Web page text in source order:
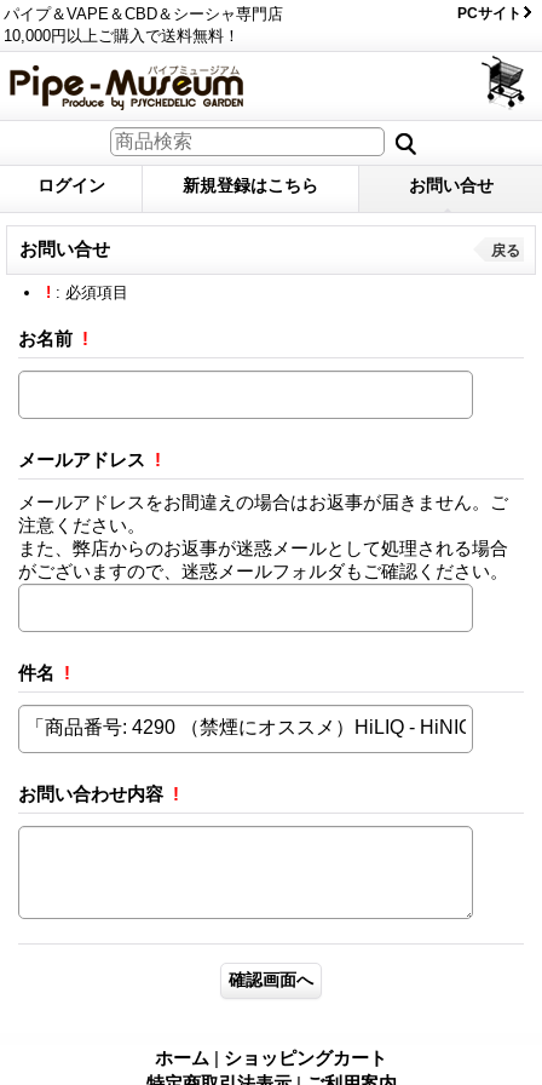
パイプ＆VAPE＆CBD＆シーシャ専門店
10,000円以上ご購入で送料無料！
PCサイト
ログイン 新規登録はこちら お問い合せ
お問い合せ 戻る
! : 必須項目
お名前 !
メールアドレス !
メールアドレスをお間違えの場合はお返事が届きません。ご
注意ください。
また、弊店からのお返事が迷惑メールとして処理される場合
がございますので、迷惑メールフォルダもご確認ください。
件名 !
お問い合わせ内容 !
ホーム | ショッピングカート